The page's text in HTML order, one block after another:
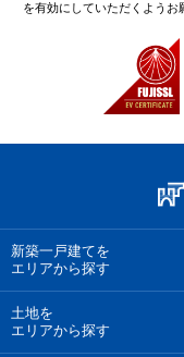
を有効にしていただくようお
新築一戸建てを
エリアから探す
土地を
エリアから探す